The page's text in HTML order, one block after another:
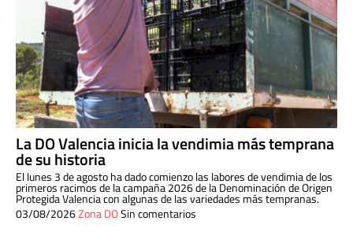
La DO Valencia inicia la vendimia más temprana
de su historia
El lunes 3 de agosto ha dado comienzo las labores de vendimia de los
primeros racimos de la campaña 2026 de la Denominación de Origen
Protegida Valencia con algunas de las variedades más tempranas.
03/08/2026Zona DOSin comentarios